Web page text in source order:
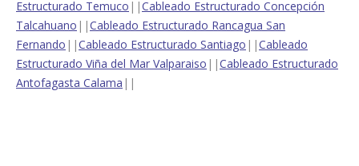
Estructurado Temuco ||Cableado Estructurado Concepción
Talcahuano ||Cableado Estructurado Rancagua San
Fernando ||Cableado Estructurado Santiago ||Cableado
Estructurado Viña del Mar Valparaiso ||Cableado Estructurado
Antofagasta Calama ||